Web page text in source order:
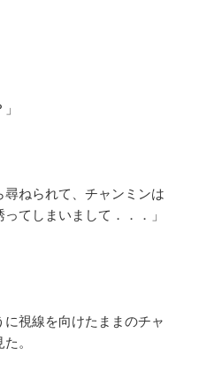
ねられて、チャンミンは
てしまいまして．．．」
視線を向けたままのチャ
。